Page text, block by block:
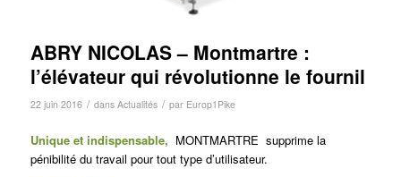
ABRY NICOLAS – Montmartre :
l’élévateur qui révolutionne le fournil
22 juin 2016 / dans Actualités / par Europ1Pike
Unique et indispensable, MONTMARTRE supprime la
pénibilité du travail pour tout type d’utilisateur.